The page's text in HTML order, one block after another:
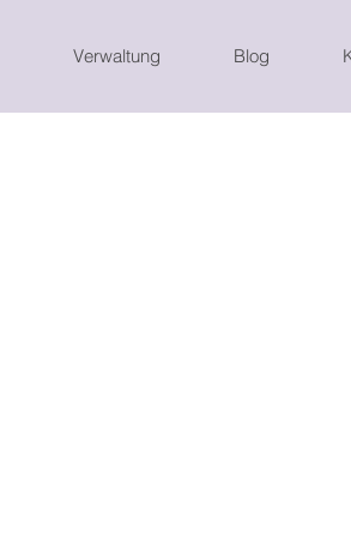
Verwaltung Blog